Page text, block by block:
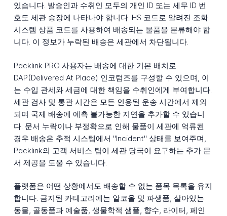
있습니다. 발송인과 수취인 모두의 개인 ID 또는 세무 ID 번
호도 세관 송장에 나타나야 합니다. HS 코드로 알려진 조화
시스템 상품 코드를 사용하여 배송되는 물품을 분류해야 합
니다. 이 정보가 누락된 배송은 세관에서 차단됩니다.
Packlink PRO 사용자는 배송에 대한 기본 배치로
DAP(Delivered At Place) 인코텀즈를 구성할 수 있으며, 이
는 수입 관세와 세금에 대한 책임을 수취인에게 부여합니다.
세관 검사 및 통관 시간은 모든 인용된 운송 시간에서 제외
되며 국제 배송에 예측 불가능한 지연을 추가할 수 있습니
다. 문서 누락이나 부정확으로 인해 물품이 세관에 억류된
경우 배송은 추적 시스템에서 "Incident" 상태를 보여주며,
Packlink의 고객 서비스 팀이 세관 당국이 요구하는 추가 문
서 제공을 도울 수 있습니다.
플랫폼은 어떤 상황에서도 배송할 수 없는 품목 목록을 유지
합니다. 금지된 카테고리에는 알코올 및 파생품, 살아있는
동물, 골동품과 예술품, 생물학적 샘플, 향수, 라이터, 페인